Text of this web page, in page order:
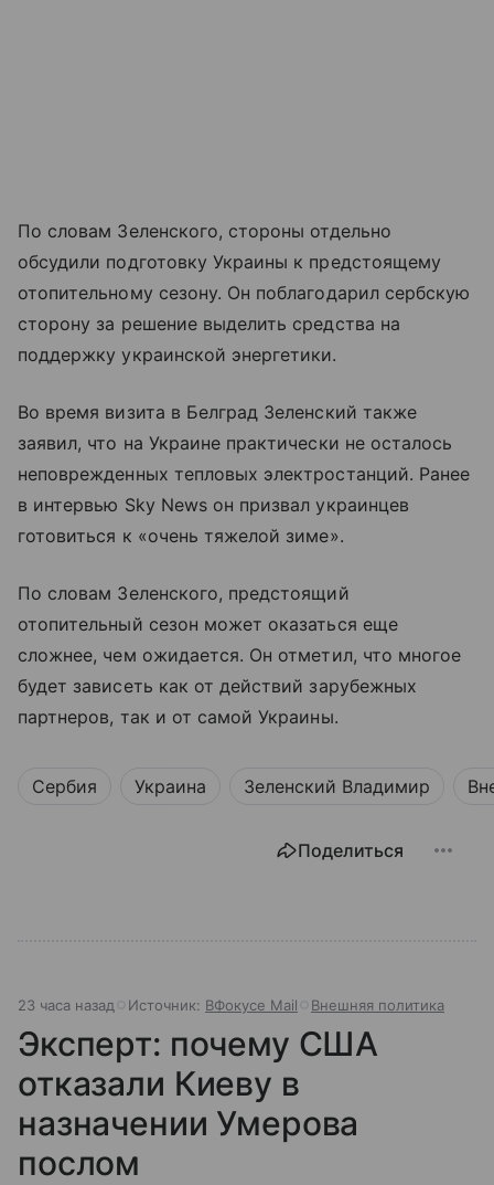
По словам Зеленского, стороны отдельно
обсудили подготовку Украины к предстоящему
отопительному сезону. Он поблагодарил сербскую
сторону за решение выделить средства на
поддержку украинской энергетики.
Во время визита в Белград Зеленский также
заявил, что на Украине практически не осталось
неповрежденных тепловых электростанций. Ранее
в интервью Sky News он призвал украинцев
готовиться к «очень тяжелой зиме».
По словам Зеленского, предстоящий
отопительный сезон может оказаться еще
сложнее, чем ожидается. Он отметил, что многое
будет зависеть как от действий зарубежных
партнеров, так и от самой Украины.
Сербия Украина Зеленский Владимир
Поделиться
23 часа назад Источник: ВФокусе Mail Внешняя политика
Эксперт: почему США
отказали Киеву в
назначении Умерова
послом